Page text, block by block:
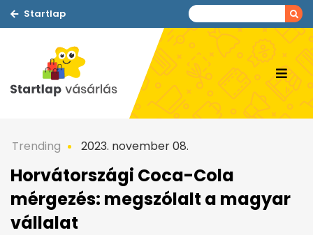
Startlap
Trending 2023. november 08.
Horvátországi Coca-Cola
mérgezés: megszólalt a magyar
vállalat